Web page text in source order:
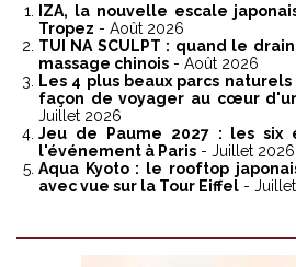
IZA, la nouvelle escale
Tropez - Août 2026
TUI NA SCULPT : quand le
massage chinois - Août 2026
Les 4 plus beaux parcs
façon de voyager au cœur
Juillet 2026
Jeu de Paume 2027 : les six
l'événement à Paris - Juillet 2026
Aqua Kyoto : le rooftop
avec vue sur la Tour Eiffel -